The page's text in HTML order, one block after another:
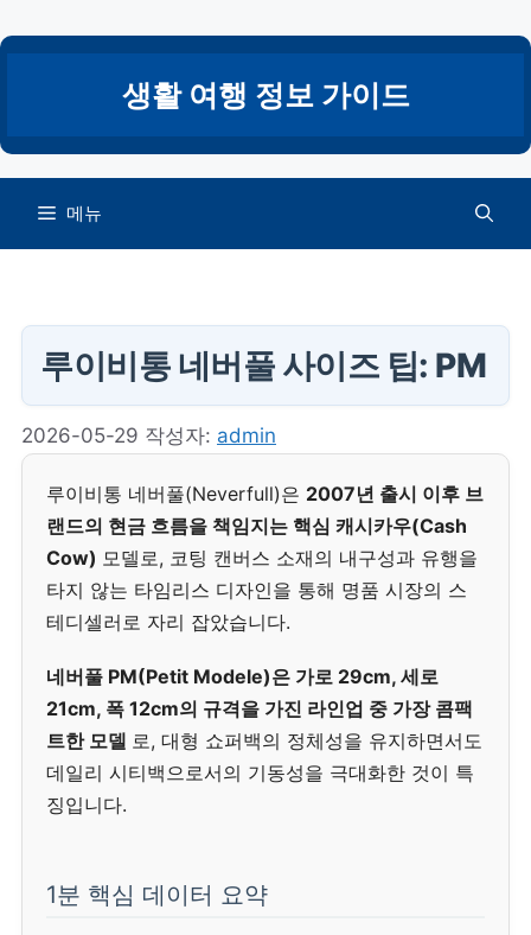
텐
건
너
생활 여행 정보 가이드
메뉴
루이비통 네버풀 사이즈 팁: PM
2026-05-29 작성자: admin
루이비통 네버풀(Neverfull)은 2007년 출시 이후 브
랜드의 현금 흐름을 책임지는 핵심 캐시카우(Cash
Cow) 모델로, 코팅 캔버스 소재의 내구성과 유행을
타지 않는 타임리스 디자인을 통해 명품 시장의 스
테디셀러로 자리 잡았습니다.
네버풀 PM(Petit Modele)은 가로 29cm, 세로
21cm, 폭 12cm의 규격을 가진 라인업 중 가장 콤팩
트한 모델 로, 대형 쇼퍼백의 정체성을 유지하면서도
데일리 시티백으로서의 기동성을 극대화한 것이 특
징입니다.
1분 핵심 데이터 요약